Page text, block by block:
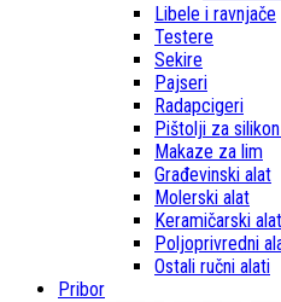
Libele i ravnjače
Testere
Sekire
Pajseri
Radapcigeri
Pištolji za
Makaze za lim
Građevinski alat
Molerski alat
Keramičarski alat
Poljoprivredni
Ostali ručni alati
Pribor